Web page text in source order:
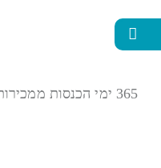
365 ימי הכנסות ממכירות